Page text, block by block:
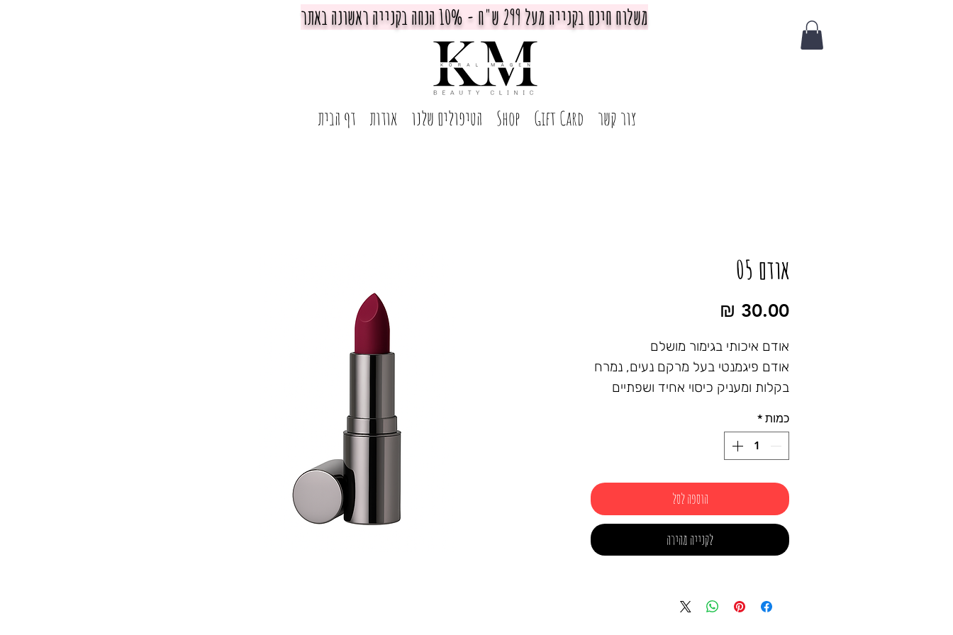
משלוח חינם בקנייה מעל 299 ש"ח - 10% הנחה בקנייה ראשונה באתר
דף הבית אודות הטיפולים שלנו Shop Gift Card צור קשר
אודם 05
אודם איכותי בגימור מושלם
אודם פיגמנטי בעל מרקם נעים, נמרח
בקלות ומעניק כיסוי אחיד ושפתיים
כמות *
הוספה לסל
לקנייה מהירה